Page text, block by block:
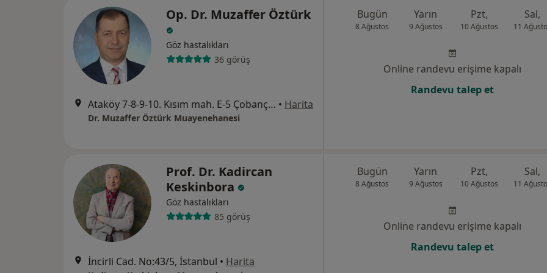
Op. Dr. Muzaffer Öztürk
Göz hastalıkları
36 görüş
Ataköy 7-8-9-10. Kısım mah. E-5 Çobançeşme Yanyol Caddesi Selenium Retro Sitesi A BLOK. No:18-1 İç Kapı No:171-172 KAT: 15, İstanbul • Harita
Dr. Muzaffer Öztürk Muayenehanesi
Bugün
8 Ağustos
Yarın
9 Ağustos
Pzt,
10 Ağustos
Sal,
11
Online randevu erişime kapalı
Randevu talep et
Prof. Dr. Kadircan
Keskinbora
Göz hastalıkları
85 görüş
İncirli Cad. No:43/5, İstanbul • Harita
Bugün
8 Ağustos
Yarın
9 Ağustos
Pzt,
10 Ağustos
Sal,
11
Online randevu erişime kapalı
Randevu talep et